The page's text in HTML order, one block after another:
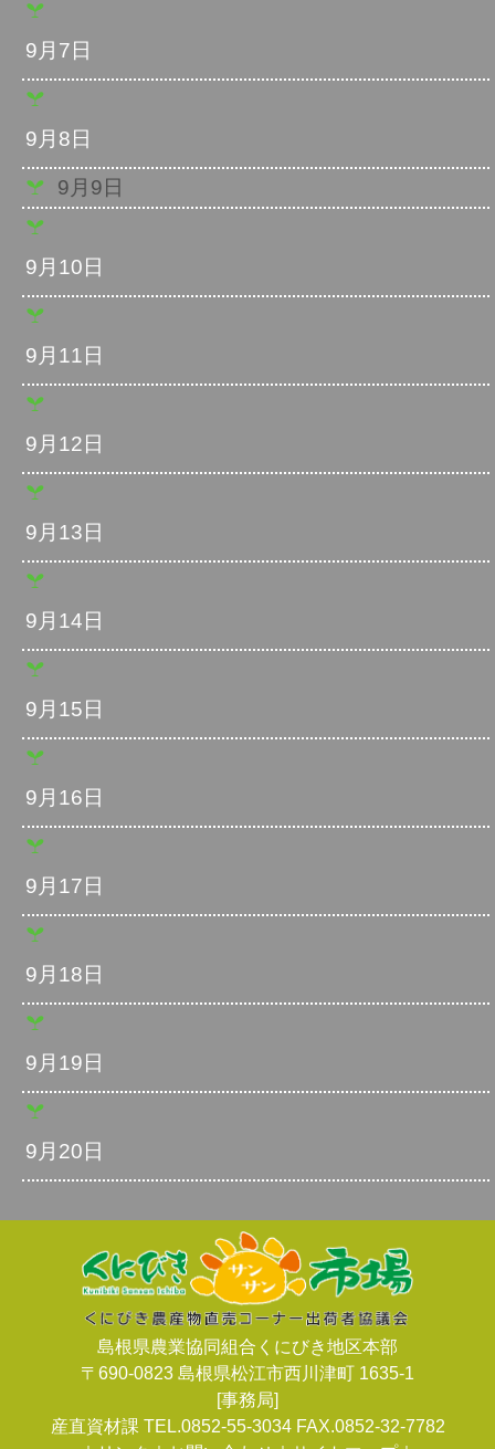
9月7日
9月8日
9月9日
9月10日
9月11日
9月12日
9月13日
9月14日
9月15日
9月16日
9月17日
9月18日
9月19日
9月20日
島根県農業協同組合くにびき地区本部
〒690-0823 島根県松江市西川津町 1635-1
[事務局]
産直資材課 TEL.0852-55-3034 FAX.0852-32-7782